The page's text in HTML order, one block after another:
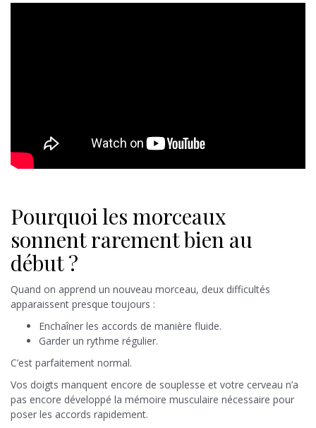
Pourquoi les morceaux
sonnent rarement bien au
début ?
Quand on apprend un nouveau morceau, deux difficultés
apparaissent presque toujours :
Enchaîner les accords de manière fluide.
Garder un rythme régulier.
C’est parfaitement normal.
Vos doigts manquent encore de souplesse et votre cerveau n’a
pas encore développé la mémoire musculaire nécessaire pour
poser les accords rapidement.